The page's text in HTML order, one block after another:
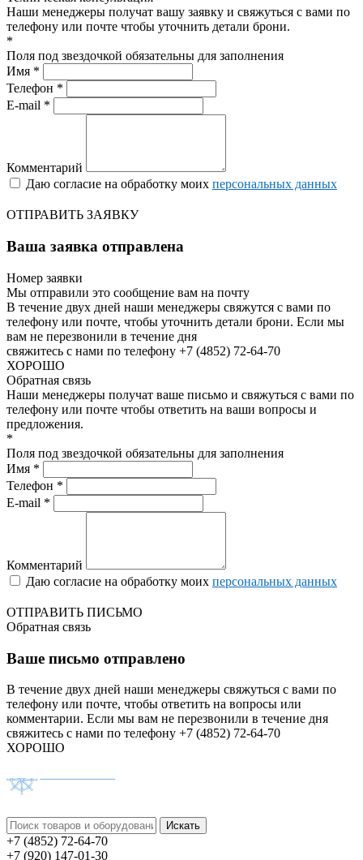
Наши менеджеры получат вашу заявку и свяжуться с вами по
телефону или почте чтобы уточнить детали брони.
*
Поля под звездочкой обязательны для заполнения
Имя *
Телефон *
E-mail *
Комментарий
Даю согласие на обработку моих персональных данных
ОТПРАВИТЬ ЗАЯВКУ
Ваша заявка отправлена
Номер заявки
Мы отправили это сообщение вам на почту
В течение двух дней наши менеджеры свяжутся с вами по
телефону или почте, чтобы уточнить детали брони. Если мы
вам не перезвонили в течение дня
свяжитесь с нами по телефону +7 (4852) 72-64-70
ХОРОШО
Обратная связь
Наши менеджеры получат ваше письмо и свяжуться с вами по
телефону или почте чтобы ответить на ваши вопросы и
предложения.
*
Поля под звездочкой обязательны для заполнения
Имя *
Телефон *
E-mail *
Комментарий
Даю согласие на обработку моих персональных данных
ОТПРАВИТЬ ПИСЬМО
Обратная связь
Ваше письмо отправлено
В течение двух дней наши менеджеры свяжуться с вами по
телефону или почте, чтобы ответить на вопросы или
комментарии. Если мы вам не перезвонили в течение дня
свяжитесь с нами по телефону +7 (4852) 72-64-70
ХОРОШО
+7 (4852) 72-64-70
+7 (920) 147-01-30